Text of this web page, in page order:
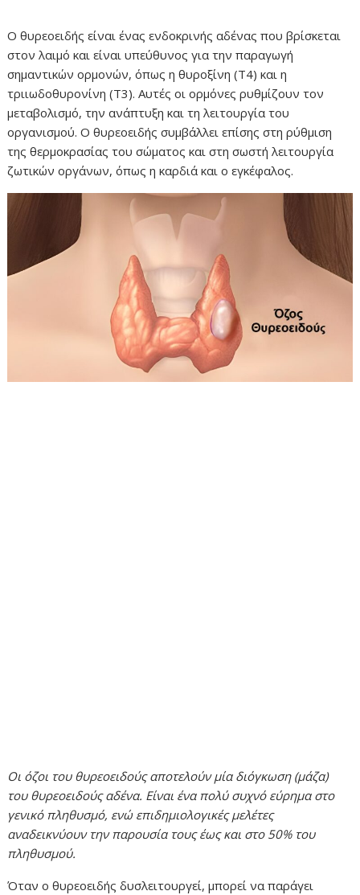
Ο θυρεοειδής είναι ένας ενδοκρινής αδένας που βρίσκεται
στον λαιμό και είναι υπεύθυνος για την παραγωγή
σημαντικών ορμονών, όπως η θυροξίνη (Τ4) και η
τριιωδοθυρονίνη (Τ3). Αυτές οι ορμόνες ρυθμίζουν τον
μεταβολισμό, την ανάπτυξη και τη λειτουργία του
οργανισμού. Ο θυρεοειδής συμβάλλει επίσης στη ρύθμιση
της θερμοκρασίας του σώματος και στη σωστή λειτουργία
ζωτικών οργάνων, όπως η καρδιά και ο εγκέφαλος.
Οι όζοι του θυρεοειδούς αποτελούν μία διόγκωση (μάζα)
του θυρεοειδούς αδένα. Είναι ένα πολύ συχνό εύρημα στο
γενικό πληθυσμό, ενώ επιδημιολογικές μελέτες
αναδεικνύουν την παρουσία τους έως και στο 50% του
πληθυσμού.
Όταν ο θυρεοειδής δυσλειτουργεί, μπορεί να παράγει